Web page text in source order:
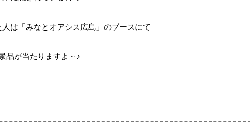
は「みなとオアシス広島」のブースにて
品が当たりますよ～♪